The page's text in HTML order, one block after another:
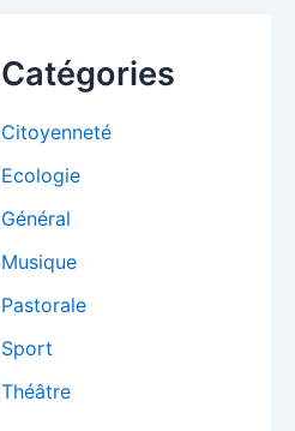
Catégories
Citoyenneté
Ecologie
Général
Musique
Pastorale
Sport
Théâtre